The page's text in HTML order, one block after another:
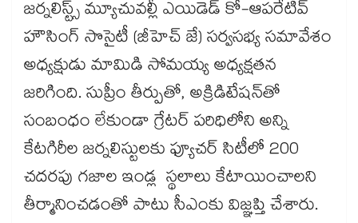
జర్నలిస్ట్స్ మ్యూచువల్లీ ఎయిడెడ్ కో-ఆపరేటివ్
హౌసింగ్ సొసైటీ (జీహెచ్ జే) సర్వసభ్య సమావేశం
అధ్యక్షుడు మామిడి సోమయ్య అధ్యక్షతన
జరిగింది. సుప్రీం తీర్పుతో, అక్రిడిటేషన్​తో
సంబంధం లేకుండా గ్రేటర్ పరిధిలోని అన్ని
కేటగిరీల జర్నలిస్టులకు ఫ్యూచర్ సిటీలో 200
చదరపు గజాల ఇండ్ల స్థలాలు కేటాయించాలని
తీర్మానించడంతో పాటు సీఎంకు విజ్ఞప్తి చేశారు.